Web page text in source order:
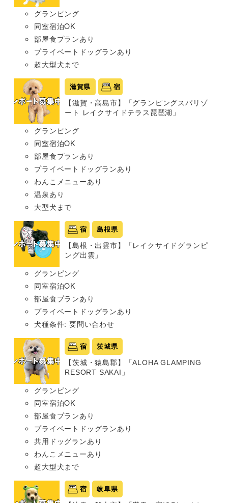
グランピング
同室宿泊OK
部屋食プランあり
プライベートドッグランあり
超大型犬まで
滋賀県 宿
【滋賀・高島市】「グランピングスパリゾ
ート レイクサイドテラス琵琶湖」
グランピング
同室宿泊OK
部屋食プランあり
プライベートドッグランあり
わんこメニューあり
温泉あり
大型犬まで
宿 島根県
【島根・出雲市】「レイクサイドグランピ
ング出雲」
グランピング
同室宿泊OK
部屋食プランあり
プライベートドッグランあり
犬種条件: 要問い合わせ
宿 茨城県
【茨城・猿島郡】「ALOHA GLAMPING
RESORT SAKAI」
グランピング
同室宿泊OK
部屋食プランあり
プライベートドッグランあり
共用ドッグランあり
わんこメニューあり
超大型犬まで
宿 岐阜県